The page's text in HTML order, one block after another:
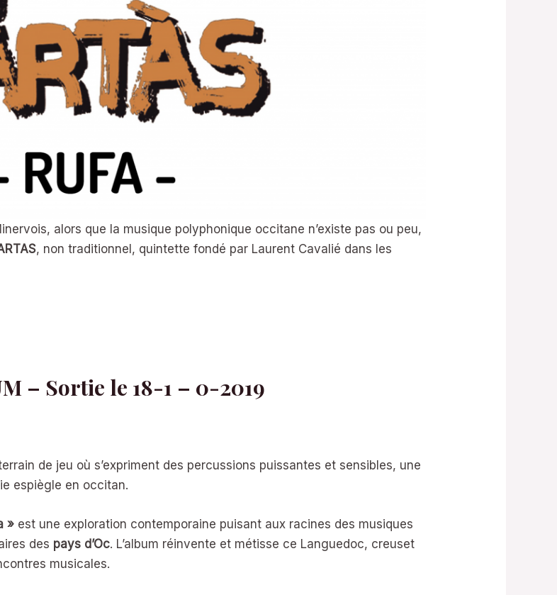
alors que la musique polyphonique occitane n’existe pas ou peu,
, non traditionnel, quintette fondé par Laurent Cavalié dans les
– Sortie le 18-1 – 0-2019
de jeu où s’expriment des percussions puissantes et sensibles, une
espiègle en occitan.
»est une exploration contemporaine puisant aux racines des musiques
des pays d’Oc. L’album réinvente et métisse ce Languedoc, creuset
musicales.